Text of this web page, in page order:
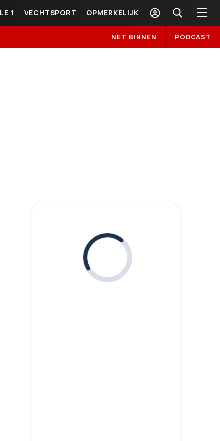
1 VECHTSPORT OPMERKELIJK
NET BINNEN PODCAST